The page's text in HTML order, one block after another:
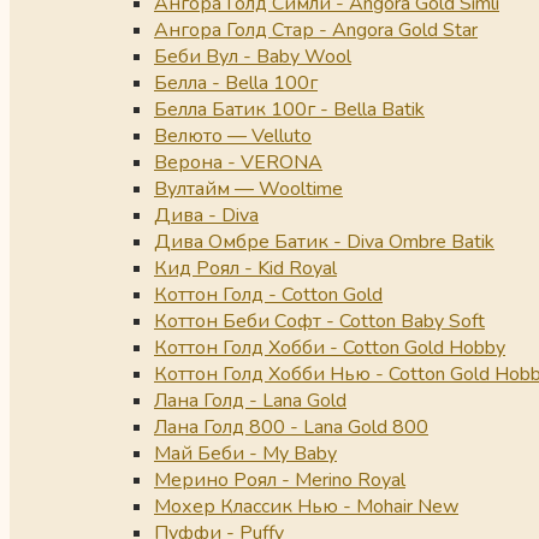
Ангора Голд Стар - Angora Gold Star
Беби Вул - Baby Wool
Белла - Bella 100г
Белла Батик 100г - Bella Batik
Велюто — Velluto
Верона - VERONA
Вултайм — Wooltime
Дива - Diva
Дива Омбре Батик - Diva Ombre Batik
Кид Роял - Kid Royal
Коттон Голд - Cotton Gold
Коттон Беби Софт - Cotton Baby Soft
Коттон Голд Хобби - Cotton Gold Hobby
Коттон Голд Хобби Нью - Cotton Gold
Лана Голд - Lana Gold
Лана Голд 800 - Lana Gold 800
Май Беби - My Baby
Мерино Роял - Merino Royal
Мохер Классик Нью - Mohair New
Пуффи - Puffy